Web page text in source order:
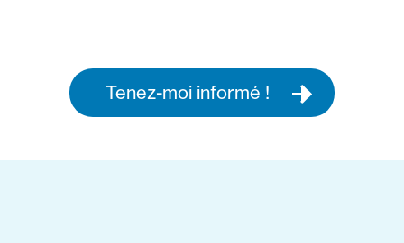
Tenez-moi informé !